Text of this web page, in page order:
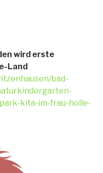
wird erste
Land
bad-
kita-im-frau-holle-